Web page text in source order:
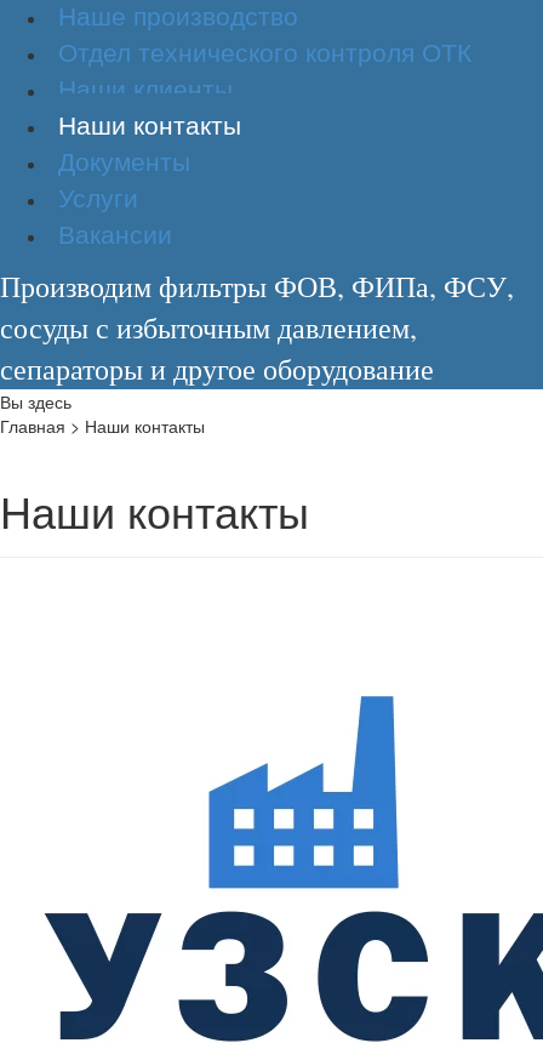
Наше производство
Отдел технического контроля ОТК
Наши клиенты
Наши контакты
Документы
Услуги
Вакансии
Производим фильтры ФОВ, ФИПа, ФСУ,
сосуды с избыточным давлением,
сепараторы и другое оборудование
Вы здесь
Главная > Наши контакты
Наши контакты